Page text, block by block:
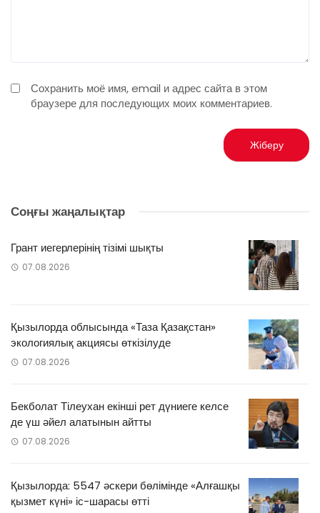
Сохранить моё имя, email и адрес сайта в этом
браузере для последующих моих комментариев.
Соңғы жаңалықтар
Грант иегерлерінің тізімі шықты
07.08.2026
Қызылорда облысында «Таза Қазақстан»
экологиялық акциясы өткізілуде
07.08.2026
Бекболат Тілеухан екінші рет дүниеге келсе
де үш әйел алатынын айтты
07.08.2026
Қызылорда: 5547 әскери бөлімінде «Алғашқы
қызмет күні» іс-шарасы өтті